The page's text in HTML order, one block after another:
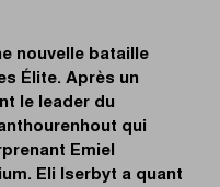
nouvelle bataille
Élite. Après un
le leader du
qui
Emiel
Eli Iserbyt a quant